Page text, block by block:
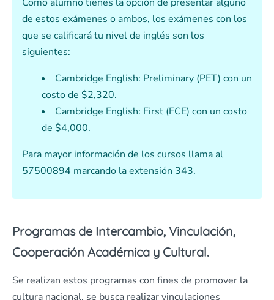
de estos exámenes o ambos, los exámenes con los
que se calificará tu nivel de inglés son los
siguientes:
Cambridge English: Preliminary (PET) con un
costo de $2,320.
Cambridge English: First (FCE) con un costo
de $4,000.
Para mayor información de los cursos llama al
57500894 marcando la extensión 343.
Programas de Intercambio, Vinculación,
Cooperación Académica y Cultural.
Se realizan estos programas con fines de promover la
cultura nacional, se busca realizar vinculaciones